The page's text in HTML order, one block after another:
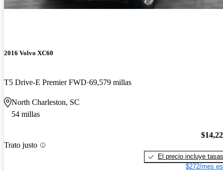
2016 Volvo XC60
T5 Drive-E Premier FWD 69,579 millas
North Charleston, SC
54 millas
Trato justo
El precio incluye tasas
$272/mes